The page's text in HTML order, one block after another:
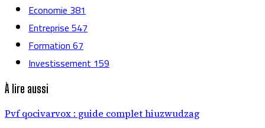
Economie381
Entreprise547
Formation67
Investissement159
À lire aussi
Pvf qocivarvox : guide complet hiuzwudzag